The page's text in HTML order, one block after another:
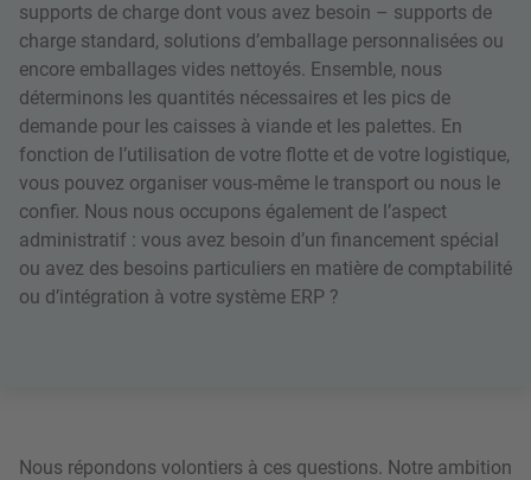
supports de charge dont vous avez besoin – supports de
charge standard, solutions d’emballage personnalisées ou
encore emballages vides nettoyés. Ensemble, nous
déterminons les quantités nécessaires et les pics de
demande pour les caisses à viande et les palettes. En
fonction de l’utilisation de votre flotte et de votre logistique,
vous pouvez organiser vous-même le transport ou nous le
confier. Nous nous occupons également de l’aspect
administratif : vous avez besoin d’un financement spécial
ou avez des besoins particuliers en matière de comptabilité
ou d’intégration à votre système ERP ?
Nous répondons volontiers à ces questions. Notre ambition